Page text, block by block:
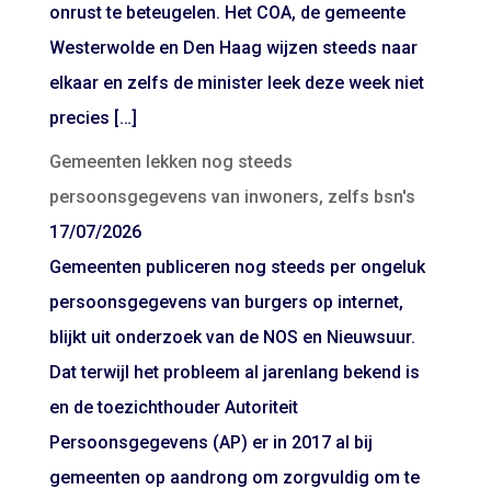
onrust te beteugelen. Het COA, de gemeente
Westerwolde en Den Haag wijzen steeds naar
elkaar en zelfs de minister leek deze week niet
precies […]
Gemeenten lekken nog steeds
persoonsgegevens van inwoners, zelfs bsn's
17/07/2026
Gemeenten publiceren nog steeds per ongeluk
persoonsgegevens van burgers op internet,
blijkt uit onderzoek van de NOS en Nieuwsuur.
Dat terwijl het probleem al jarenlang bekend is
en de toezichthouder Autoriteit
Persoonsgegevens (AP) er in 2017 al bij
gemeenten op aandrong om zorgvuldig om te